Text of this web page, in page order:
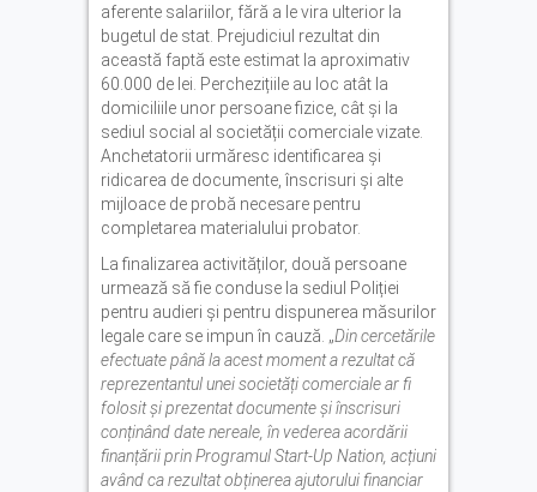
aferente salariilor, fără a le vira ulterior la
bugetul de stat. Prejudiciul rezultat din
această faptă este estimat la aproximativ
60.000 de lei. Perchezițiile au loc atât la
domiciliile unor persoane fizice, cât și la
sediul social al societății comerciale vizate.
Anchetatorii urmăresc identificarea și
ridicarea de documente, înscrisuri și alte
mijloace de probă necesare pentru
completarea materialului probator.
La finalizarea activităților, două persoane
urmează să fie conduse la sediul Poliției
pentru audieri și pentru dispunerea măsurilor
legale care se impun în cauză. „Din cercetările
efectuate până la acest moment a rezultat că
reprezentantul unei societăți comerciale ar fi
folosit și prezentat documente și înscrisuri
conținând date nereale, în vederea acordării
finanțării prin Programul Start-Up Nation, acțiuni
având ca rezultat obținerea ajutorului financiar